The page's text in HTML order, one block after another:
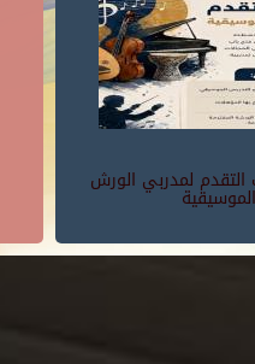
التقدم لمدربي الورش
الموسيقية